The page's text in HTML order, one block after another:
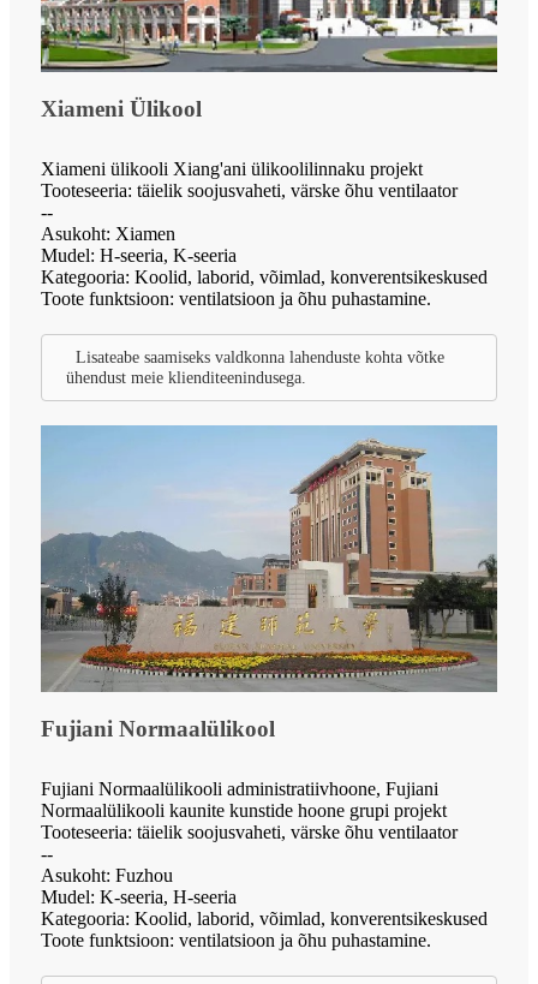
Xiameni Ülikool
Xiameni ülikooli Xiang'ani ülikoolilinnaku projekt
Tooteseeria: täielik soojusvaheti, värske õhu ventilaator
--
Asukoht: Xiamen
Mudel: H-seeria, K-seeria
Kategooria: Koolid, laborid, võimlad, konverentsikeskused
Toote funktsioon: ventilatsioon ja õhu puhastamine.
Lisateabe saamiseks valdkonna lahenduste kohta võtke
ühendust meie klienditeenindusega.
Fujiani Normaalülikool
Fujiani Normaalülikooli administratiivhoone, Fujiani
Normaalülikooli kaunite kunstide hoone grupi projekt
Tooteseeria: täielik soojusvaheti, värske õhu ventilaator
--
Asukoht: Fuzhou
Mudel: K-seeria, H-seeria
Kategooria: Koolid, laborid, võimlad, konverentsikeskused
Toote funktsioon: ventilatsioon ja õhu puhastamine.